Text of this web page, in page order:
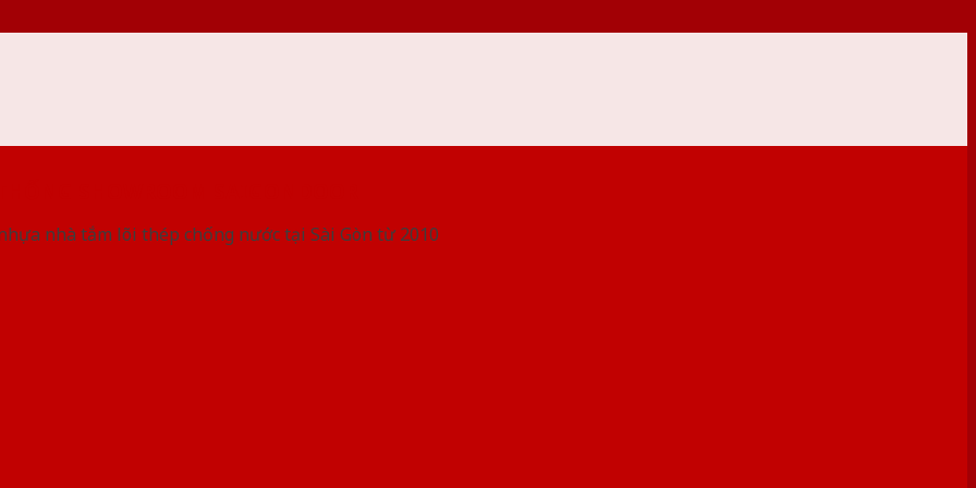
nhà tắm lõi thép chống nước tại Sài Gòn từ 2010